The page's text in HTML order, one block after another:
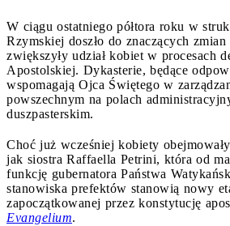
W ciągu ostatniego półtora roku w
Rzymskiej doszło do znaczących
zwiększyły udział kobiet w procesach
Apostolskiej. Dykasterie, będące
wspomagają Ojca Świętego w
powszechnym na polach
duszpasterskim.
Choć już wcześniej kobiety
jak siostra Raffaella Petrini, która od
funkcję gubernatora Państwa
stanowiska prefektów stanowią nowy
zapoczątkowanej przez konstytucję
Evangelium.